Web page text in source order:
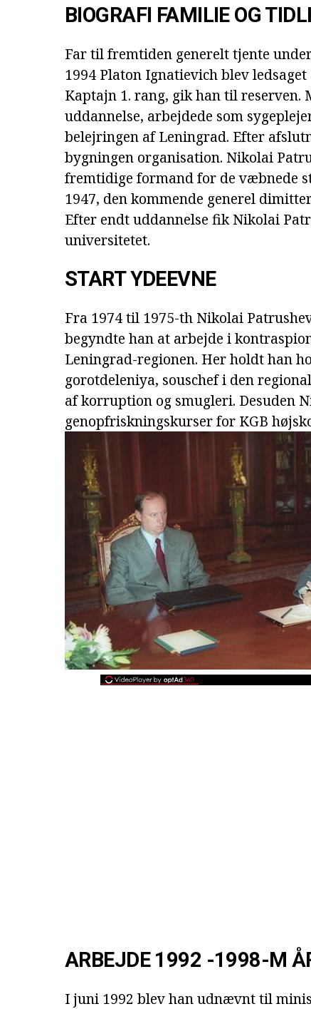
BIOGRAFI FAMILIE OG
Far til fremtiden generelt tjente
1994 Platon Ignatievich blev
Kaptajn 1. rang, gik han til reserven.
uddannelse, arbejdede som
belejringen af Leningrad. Efter
bygningen organisation. Nikolai
fremtidige formand for de væbnede
1947, den kommende generel
Efter endt uddannelse fik Nikolai
universitetet.
START YDEEVNE
Fra 1974 til 1975-th Nikolai
begyndte han at arbejde i
Leningrad-regionen. Her holdt han
gorotdeleniya, souschef i den
af korruption og smugleri. Desuden
genopfriskningskurser for KGB
ARBEJDE 1992 -1998-M
I juni 1992 blev han udnævnt til